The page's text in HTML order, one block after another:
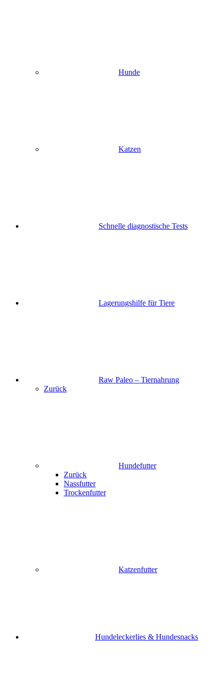
Hunde
Katzen
Schnelle diagnostische Tests
Lagerungshilfe für Tiere
Raw Paleo – Tiernahrung
Zurück
Hundefutter
Zurück
Nassfutter
Trockenfutter
Katzenfutter
Hundeleckerlies & Hundesnacks